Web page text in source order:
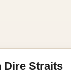
Dire Straits